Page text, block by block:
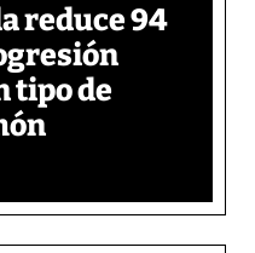
reduce 94
tipo de